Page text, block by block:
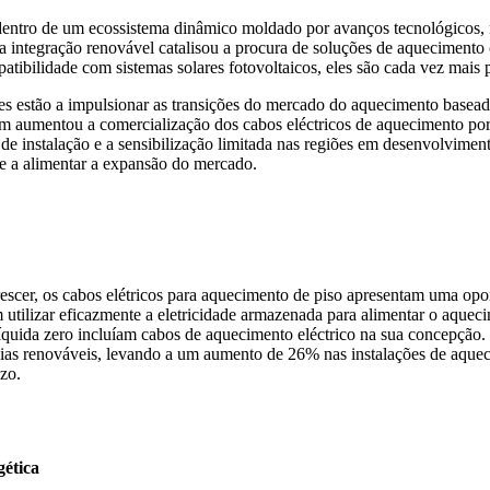
de um ecossistema dinâmico moldado por avanços
renovável catalisou a procura de soluções de
com sistemas solares fotovoltaicos, eles são cada vez
estão a impulsionar as transições do mercado do aquecimento
a comercialização dos cabos eléctricos de aquecimento
instalação e a sensibilização limitada nas regiões em
a alimentar a expansão do mercado.
os cabos elétricos para aquecimento de piso apresentam uma
eficazmente a eletricidade armazenada para alimentar o
zero incluíam cabos de aquecimento eléctrico na sua
renováveis, levando a um aumento de 26% nas instalações de